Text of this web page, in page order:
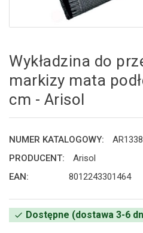
Wykładzina do
markizy mata
cm - Arisol
NUMER KATALOGOWY:
PRODUCENT:
Arisol
EAN:
8012243301464
check Dostępne (dostawa 3-6